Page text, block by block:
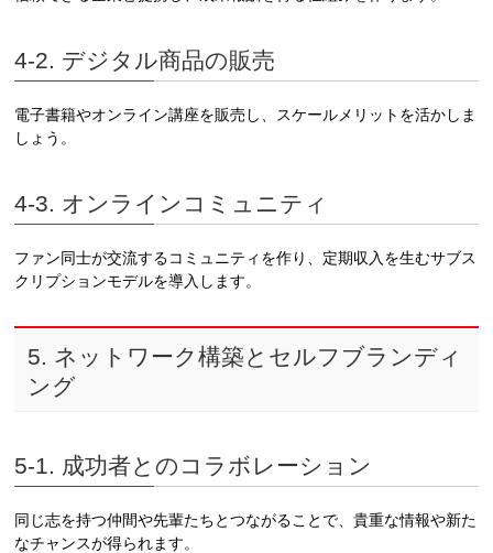
4-2. デジタル商品の販売
電子書籍やオンライン講座を販売し、スケールメリットを活かしま
しょう。
4-3. オンラインコミュニティ
ファン同士が交流するコミュニティを作り、定期収入を生むサブス
クリプションモデルを導入します。
5. ネットワーク構築とセルフブランディ
ング
5-1. 成功者とのコラボレーション
同じ志を持つ仲間や先輩たちとつながることで、貴重な情報や新た
なチャンスが得られます。